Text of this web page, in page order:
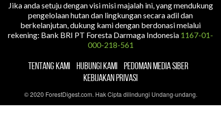
Jika anda setuju dengan visi misi majalah ini, yang mendukung
pengelolaan hutan dan lingkungan secara adil dan
berkelanjutan, dukung kami dengan berdonasi melalui
rekening: Bank BRI PT Foresta Darmaga Indonesia 1167-01-
000-218-561
TENTANG KAMI HUBUNGI KAMI
PEDOMAN MEDIA SIBER
KEBIJAKAN PRIVASI
© 2020 ForestDigest.com. Hak Cipta dilindungi Undang-undang.